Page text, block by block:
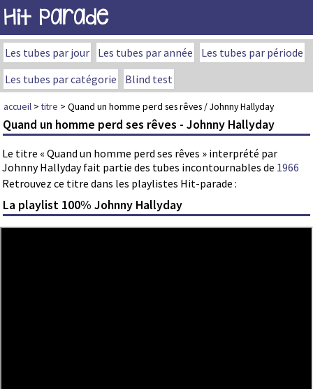
Hit Parade
Les tubes par jour Les tubes par année
Les tubes par période
Les tubes par catégorie
Blind test
accueil >titre > Quand un homme perd ses rêves / Johnny Hallyday
Quand un homme perd ses rêves - Johnny Hallyday
Le titre « Quand un homme perd ses rêves » interprété par
Johnny Hallyday fait partie des tubes incontournables de 1966
Retrouvez ce titre dans les playlistes Hit-parade :
La playlist 100% Johnny Hallyday